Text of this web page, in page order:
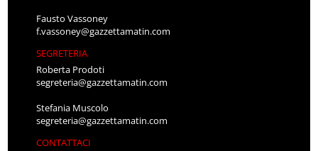
Fausto Vassoney
f.vassoney@gazzettamatin.com
SEGRETERIA
Roberta Prodoti
segreteria@gazzettamatin.com
Stefania Muscolo
segreteria@gazzettamatin.com
CONTATTACI